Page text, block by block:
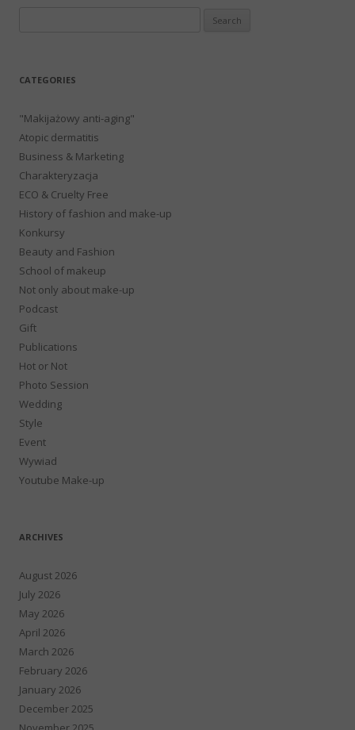
CATEGORIES
"Makijażowy anti-aging"
Atopic dermatitis
Business & Marketing
Charakteryzacja
ECO & Cruelty Free
History of fashion and make-up
Konkursy
Beauty and Fashion
School of makeup
Not only about make-up
Podcast
Gift
Publications
Hot or Not
Photo Session
Wedding
Style
Event
Wywiad
Youtube Make-up
ARCHIVES
August 2026
July 2026
May 2026
April 2026
March 2026
February 2026
January 2026
December 2025